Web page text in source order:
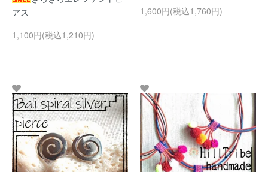
アス
1,100円(税込1,210円)
1,600円(税込1,760円)